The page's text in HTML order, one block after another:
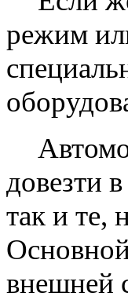
режим
довезти
так и те,
внешней